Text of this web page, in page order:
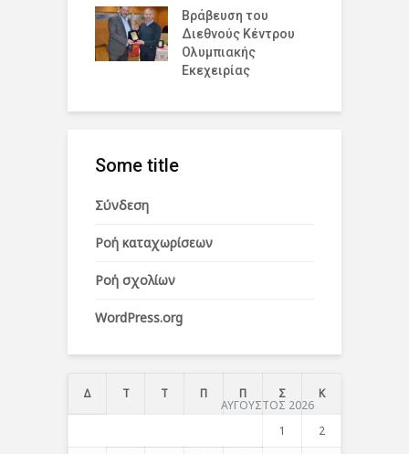
Βράβευση του
Διεθνούς Κέντρου
Ολυμπιακής
Εκεχειρίας
Some title
Σύνδεση
Ροή καταχωρίσεων
Ροή σχολίων
WordPress.org
ΑΥΓΟΥΣΤΟΣ 2026
Δ Τ Τ Π Π Σ Κ
1 2